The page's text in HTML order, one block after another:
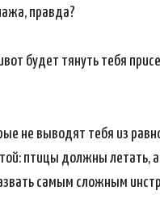
правда?
будет тянуть тебя
не выводят тебя из
птицы должны летать,
самым сложным